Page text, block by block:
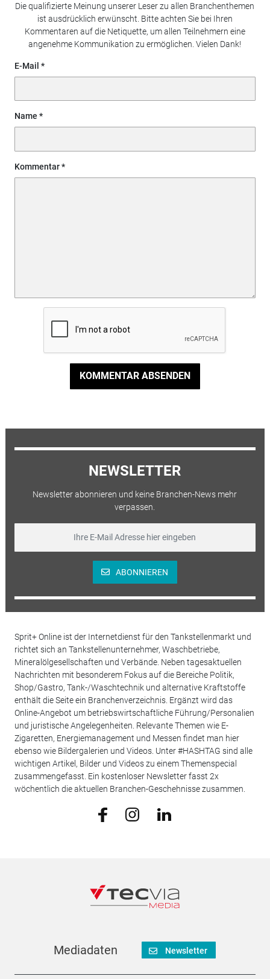
Die qualifizierte Meinung unserer Leser zu allen Branchenthemen
ist ausdrücklich erwünscht. Bitte achten Sie bei Ihren
Kommentaren auf die Netiquette, um allen Teilnehmern eine
angenehme Kommunikation zu ermöglichen. Vielen Dank!
E-Mail
Name
Kommentar
KOMMENTAR ABSENDEN
NEWSLETTER
Newsletter abonnieren und keine Branchen-News mehr
verpassen.
ABONNIEREN
Sprit+ Online ist der Internetdienst für den Tankstellenmarkt und
richtet sich an Tankstellenunternehmer, Waschbetriebe,
Mineralölgesellschaften und Verbände. Neben tagesaktuellen
Nachrichten mit besonderem Fokus auf die Bereiche Politik,
Shop/Gastro, Tank-/Waschtechnik und alternative Kraftstoffe
enthält die Seite ein Branchenverzeichnis. Ergänzt wird das
Online-Angebot um betriebswirtschaftliche Führung/Personalien
und juristische Angelegenheiten. Relevante Themen wie E-
Zigaretten, Energiemanagement und Messen findet man hier
ebenso wie Bildergalerien und Videos. Unter #HASHTAG sind alle
wichtigen Artikel, Bilder und Videos zu einem Themenspecial
zusammengefasst. Ein kostenloser Newsletter fasst 2x
wöchentlich die aktuellen Branchen-Geschehnisse zusammen.
Mediadaten Newsletter